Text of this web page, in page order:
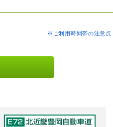
※ご利用時間帯の注意